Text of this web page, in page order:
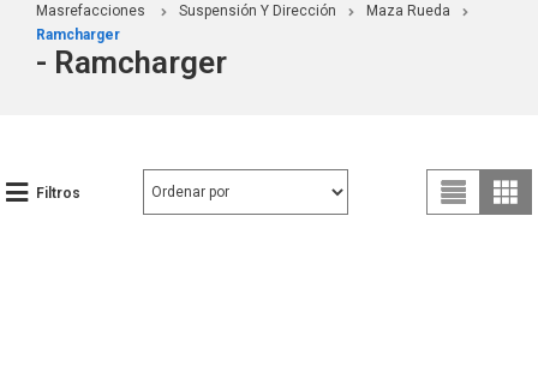
Masrefacciones Suspensión Y Dirección
Maza Rueda
Ramcharger
- Ramcharger
Filtros